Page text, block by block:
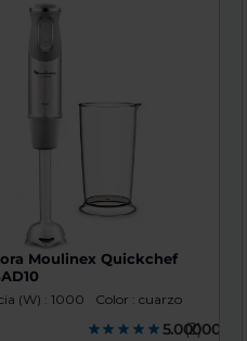
Moulinex Quickchef
(W) : 1000 Color : cuarzo
5.0000000
(2)